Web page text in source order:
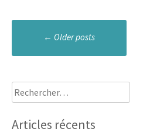
Navigation
messages
← Older posts
Rechercher :
Articles récents